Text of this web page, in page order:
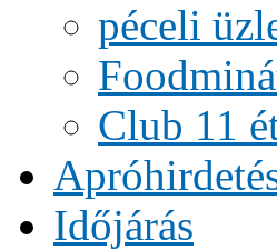
péceli
Club 11
Időjárás